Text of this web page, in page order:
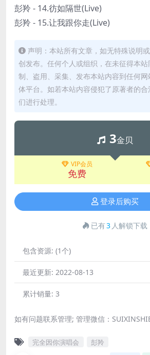
彭羚 - 14.彷如隔世(Live)
彭羚 - 15.让我跟你走(Live)
声明：本站所有文章，如无特殊说明
创发布。任何个人或组织，在未征得本站
制、盗用、采集、发布本站内容到任何
体平台。如若本站内容侵犯了原著者的
们进行处理。
3金贝
VIP会员
免费
登录后购买
已有3 人解锁下载
包含资源: (1个)
最近更新: 2022-08-13
累计销量: 3
如有问题联系管理; 管理微信：
完全因你演唱会 彭羚